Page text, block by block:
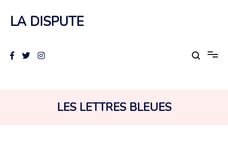
contenu
LA DISPUTE
COLLECTION :
LES LETTRES BLEUES